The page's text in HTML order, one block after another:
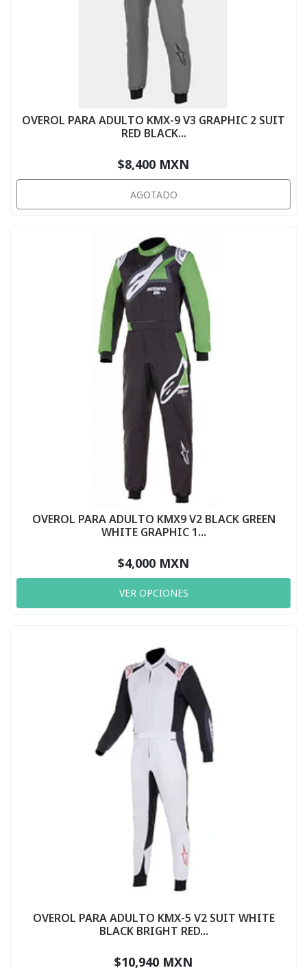
OVEROL PARA ADULTO KMX-9 V3 GRAPHIC 2 SUIT
RED BLACK...
$8,400 MXN
AGOTADO
OVEROL PARA ADULTO KMX9 V2 BLACK GREEN
WHITE GRAPHIC 1...
$4,000 MXN
VER OPCIONES
OVEROL PARA ADULTO KMX-5 V2 SUIT WHITE
BLACK BRIGHT RED...
$10,940 MXN